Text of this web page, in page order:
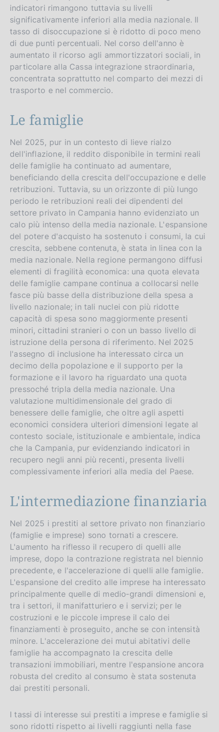
indicatori rimangono tuttavia su livelli
significativamente inferiori alla media nazionale. Il
tasso di disoccupazione si è ridotto di poco meno
di due punti percentuali. Nel corso dell'anno è
aumentato il ricorso agli ammortizzatori sociali, in
particolare alla Cassa integrazione straordinaria,
concentrata soprattutto nel comparto dei mezzi di
trasporto e nel commercio.
Le famiglie
Nel 2025, pur in un contesto di lieve rialzo
dell'inflazione, il reddito disponibile in termini reali
delle famiglie ha continuato ad aumentare,
beneficiando della crescita dell'occupazione e delle
retribuzioni. Tuttavia, su un orizzonte di più lungo
periodo le retribuzioni reali dei dipendenti del
settore privato in Campania hanno evidenziato un
calo più intenso della media nazionale. L'espansione
del potere d'acquisto ha sostenuto i consumi, la cui
crescita, sebbene contenuta, è stata in linea con la
media nazionale. Nella regione permangono diffusi
elementi di fragilità economica: una quota elevata
delle famiglie campane continua a collocarsi nelle
fasce più basse della distribuzione della spesa a
livello nazionale; in tali nuclei con più ridotte
capacità di spesa sono maggiormente presenti
minori, cittadini stranieri o con un basso livello di
istruzione della persona di riferimento. Nel 2025
l'assegno di inclusione ha interessato circa un
decimo della popolazione e il supporto per la
formazione e il lavoro ha riguardato una quota
pressoché tripla della media nazionale. Una
valutazione multidimensionale del grado di
benessere delle famiglie, che oltre agli aspetti
economici considera ulteriori dimensioni legate al
contesto sociale, istituzionale e ambientale, indica
che la Campania, pur evidenziando indicatori in
recupero negli anni più recenti, presenta livelli
complessivamente inferiori alla media del Paese.
L'intermediazione finanziaria
Nel 2025 i prestiti al settore privato non finanziario
(famiglie e imprese) sono tornati a crescere.
L'aumento ha riflesso il recupero di quelli alle
imprese, dopo la contrazione registrata nel biennio
precedente, e l'accelerazione di quelli alle famiglie.
L'espansione del credito alle imprese ha interessato
principalmente quelle di medio‑grandi dimensioni e,
tra i settori, il manifatturiero e i servizi; per le
costruzioni e le piccole imprese il calo dei
finanziamenti è proseguito, anche se con intensità
minore. L'accelerazione dei mutui abitativi delle
famiglie ha accompagnato la crescita delle
transazioni immobiliari, mentre l'espansione ancora
robusta del credito al consumo è stata sostenuta
dai prestiti personali.
I tassi di interesse sui prestiti a imprese e famiglie si
sono ridotti rispetto ai livelli raggiunti nella fase